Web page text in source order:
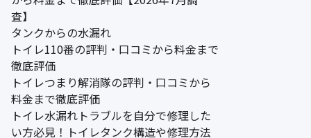
査】
タンクからの水漏れ
トイレ110番の評判・口コミから料金まで
徹底評価
トイレつまり解消隊の評判・口コミから
料金まで徹底評価
トイレ水漏れトラブルを自分で修理した
い方必見！トイレタンク構造や修理方法